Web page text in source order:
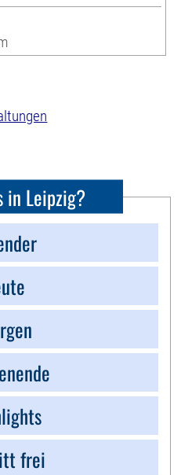
in Leipzig?
frei